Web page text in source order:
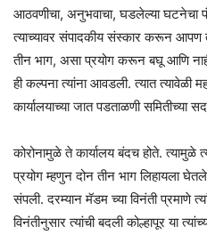
आठवणीचा, अनुभवाचा, घडलेल्या घटनेचा
त्याच्यावर संपादकीय संस्कार करून आपण
तीन भाग, असा प्रयोग करून बघू आणि
ही कल्पना त्यांना आवडली. त्यात त्यावेळी
कार्यालयाच्या जात पडताळणी समितीच्या
कोरोनामुळे ते कार्यालय बंदच होते. त्यामुळे
प्रयोग म्हणुन दोन तीन भाग लिहायला
संपली. दरम्यान मॅडम च्या विनंती प्रमाणे
विनंतीनुसार त्यांची बदली कोल्हापूर या